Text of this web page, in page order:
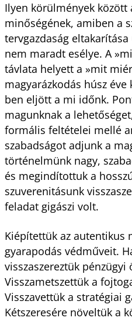
Ilyen körülmények között
minőségének, amiben a
tervgazdaság
nem maradt esélye. A
távlata helyett a »mit
magyarázkodás húsz éve
ben eljött a mi időnk.
magunknak a
formális feltételei mellé
szabadságot adjunk a
történelmünk nagy,
és megindítottuk a
szuverenitásunk
feladat gigászi volt.
Kiépítettük az autentikus
gyarapodás védműveit.
visszaszereztük
Visszametszettük a
Visszavettük a stratégiai
Kétszeresére növeltük a